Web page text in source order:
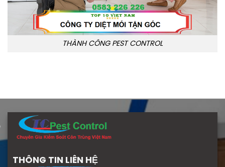
THÀNH CÔNG PEST CONTROL
THÔNG TIN LIÊN HỆ